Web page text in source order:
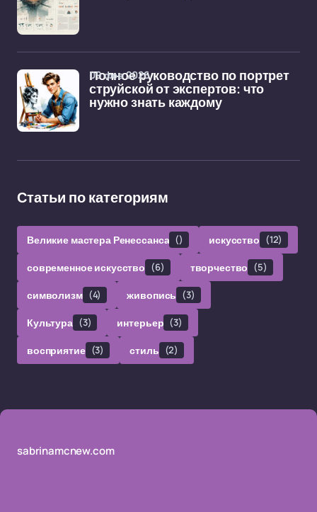
Полное руководство по портрет
струйской от экспертов: что
нужно знать каждому
09 фев 2026
Статьи по категориям
Великие мастера Ренессанса () искусство (12)
современное искусство (6) творчество (5)
символизм (4) живопись (3)
Культура (3) интерьер (3)
восприятие (3) стиль (2)
sabrinamcnew.com